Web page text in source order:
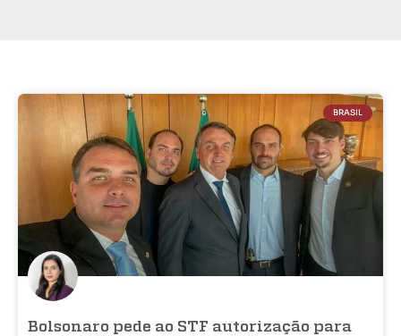
BRASIL
Bolsonaro pede ao STF autorização para